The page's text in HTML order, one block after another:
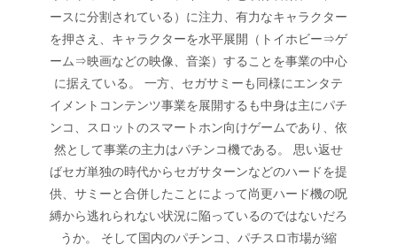
ースに分割されている）に注力、有力なキャラクター
を押さえ、キャラクターを水平展開（トイホビー⇒ゲ
ーム⇒映画などの映像、音楽）することを事業の中心
に据えている。 一方、セガサミーも同様にエンタテ
イメントコンテンツ事業を展開するも中身は主にパチ
ンコ、スロットのスマートホン向けゲームであり、依
然として事業の主力はパチンコ機である。 思い返せ
ばセガ単独の時代からセガサターンなどのハードを提
供、サミーと合併したことによって尚更ハード機の呪
縛から逃れられない状況に陥っているのではないだろ
うか。 そして国内のパチンコ、パチスロ市場が縮